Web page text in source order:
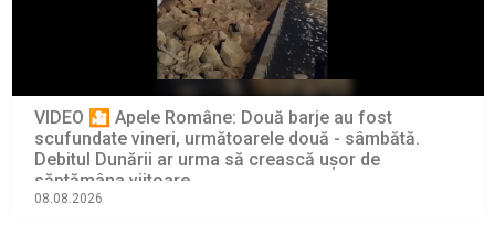
VIDEO 🎦 Apele Române: Două barje au fost
scufundate vineri, următoarele două - sâmbătă.
Debitul Dunării ar urma să crească ușor de
săptămâna viitoare
08.08.2026